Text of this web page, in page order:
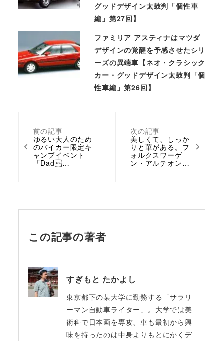
前の記事
ゆるい大人のため
のバイカー限定キ
ャンプイベント
「Dad…
次の記事
美しくて、しっか
りと華がある。フ
ォルクスワーゲ
ン・アルテオン…
グッドデザイン太鼓判「個性車
編」第27回】
ファミリア アスティナはマツダ
デザインの覚醒を予感させたシリ
ーズの異端車【ネオ・クラシック
カー・グッドデザイン太鼓判「個
性車編」第26回】
この記事の著者
すぎもと たかよし
東京都下の某大学に勤務する「サラリ
ーマン自動車ライター」。大学では美
術科で日本画を専攻、車も最初から興
味を持ったのは中身よりもとにかくデ